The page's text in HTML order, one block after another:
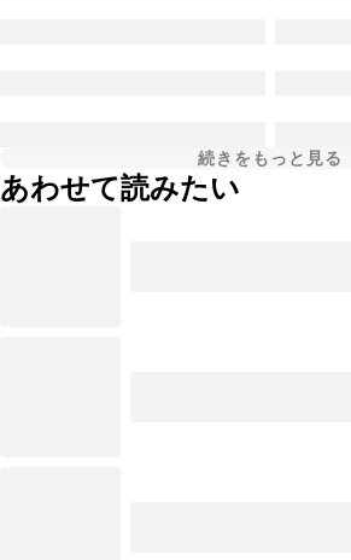
続きをもっと見る
あわせて読みたい